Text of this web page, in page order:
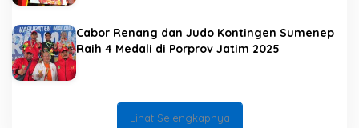
Cabor Renang dan Judo Kontingen Sumenep
Raih 4 Medali di Porprov Jatim 2025
Lihat Selengkapnya